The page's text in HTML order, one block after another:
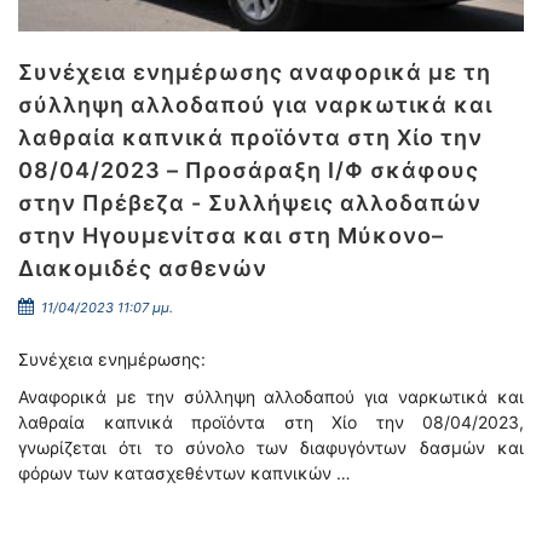
Συνέχεια ενημέρωσης αναφορικά με τη
σύλληψη αλλοδαπού για ναρκωτικά και
λαθραία καπνικά προϊόντα στη Χίο την
08/04/2023 – Προσάραξη Ι/Φ σκάφους
στην Πρέβεζα - Συλλήψεις αλλοδαπών
στην Ηγουμενίτσα και στη Μύκονο–
Διακομιδές ασθενών
11/04/2023 11:07 μμ.
Συνέχεια ενημέρωσης:
Αναφορικά με την σύλληψη αλλοδαπού για ναρκωτικά και
λαθραία καπνικά προϊόντα στη Χίο την 08/04/2023,
γνωρίζεται ότι το σύνολο των διαφυγόντων δασμών και
φόρων των κατασχεθέντων καπνικών …